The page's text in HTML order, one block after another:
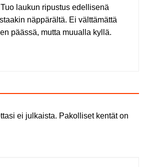
laukun ripustus edellisenä
näppärältä. Ei välttämättä
päässä, mutta muualla kyllä.
ei julkaista. Pakolliset kentät on